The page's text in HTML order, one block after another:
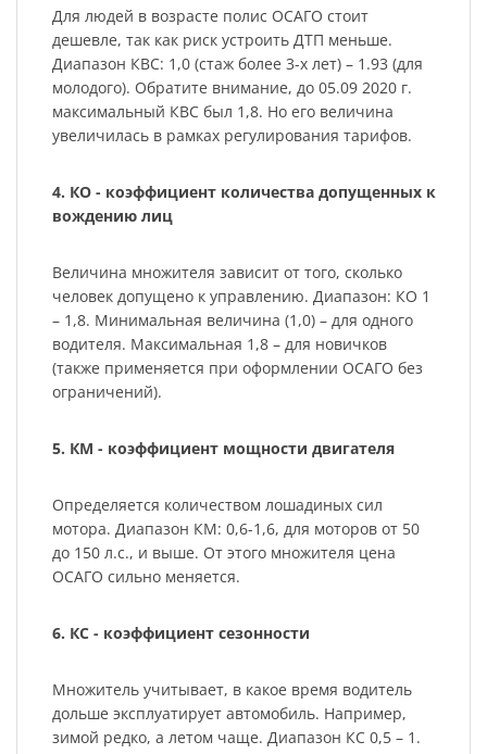
Для людей в возрасте полис ОСАГО стоит
дешевле, так как риск устроить ДТП меньше.
Диапазон КВС: 1,0 (стаж более 3-х лет) – 1.93 (для
молодого). Обратите внимание, до 05.09 2020 г.
максимальный КВС был 1,8. Но его величина
увеличилась в рамках регулирования тарифов.
4. КО - коэффициент количества допущенных к
вождению лиц
Величина множителя зависит от того, сколько
человек допущено к управлению. Диапазон: КО 1
– 1,8. Минимальная величина (1,0) – для одного
водителя. Максимальная 1,8 – для новичков
(также применяется при оформлении ОСАГО без
ограничений).
5. КМ - коэффициент мощности двигателя
Определяется количеством лошадиных сил
мотора. Диапазон КМ: 0,6-1,6, для моторов от 50
до 150 л.с., и выше. От этого множителя цена
ОСАГО сильно меняется.
6. КС - коэффициент сезонности
Множитель учитывает, в какое время водитель
дольше эксплуатирует автомобиль. Например,
зимой редко, а летом чаще. Диапазон КС 0,5 – 1.